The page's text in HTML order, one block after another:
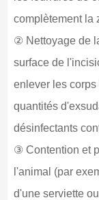
complètement la
② Nettoyage de
surface de
enlever les
quantités
désinfectants
③ Contention et
l'animal (par
d'une serviette